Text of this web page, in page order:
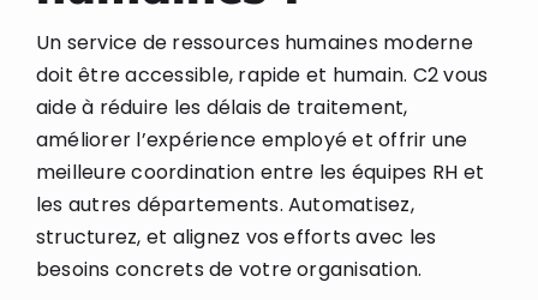
Un service de ressources humaines moderne
doit être accessible, rapide et humain. C2 vous
aide à réduire les délais de traitement,
améliorer l’expérience employé et offrir une
meilleure coordination entre les équipes RH et
les autres départements. Automatisez,
structurez, et alignez vos efforts avec les
besoins concrets de votre organisation.